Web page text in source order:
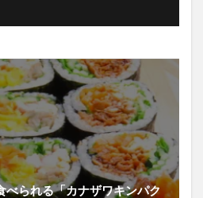
べられる「カナザワキンパク